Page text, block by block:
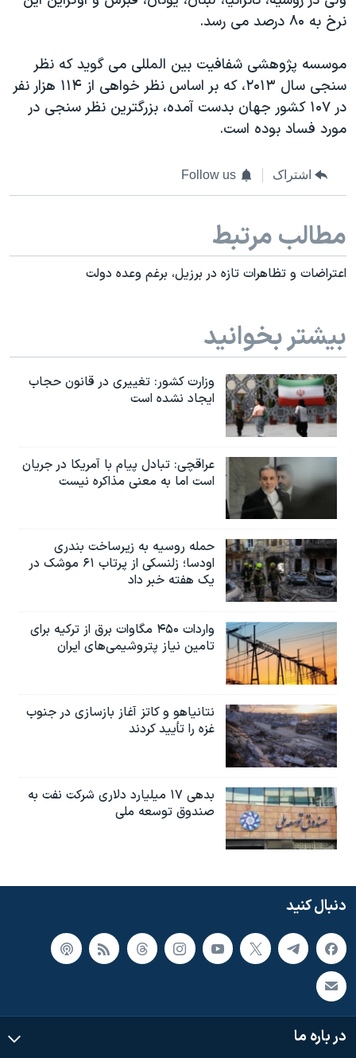
نرخ به ۸۰ درصد می رسد.
موسسه پژوهشی شفافیت بین المللی می گوید که نظر
سنجی سال ۲۰۱۳، که بر اساس نظر خواهی از ۱۱۴ هزار نفر
در ۱۰۷ کشور جهان بدست آمده، بزرگترین نظر سنجی در
مورد فساد بوده است.
اشتراک Follow us
مطالب مرتبط
اعتراضات و تظاهرات تازه در برزیل، برغم وعده دولت
بیشتر بخوانید
وزارت کشور: تغییری در قانون حجاب
ایجاد نشده است
عراقچی: تبادل پیام با آمریکا در جریان
است اما به معنی مذاکره نیست
حمله روسیه به زیرساخت بندری
اودسا؛ زلنسکی از پرتاب ۶۱ موشک در
یک هفته خبر داد
واردات ۴۵۰ مگاوات برق از ترکیه برای
تامین نیاز پتروشیمی‌های ایران
نتانیاهو و کاتز آغاز بازسازی در جنوب
غزه را تأیید کردند
بدهی ۱۷ میلیارد دلاری شرکت نفت به
صندوق توسعه ملی
دنبال کنید
در باره ما